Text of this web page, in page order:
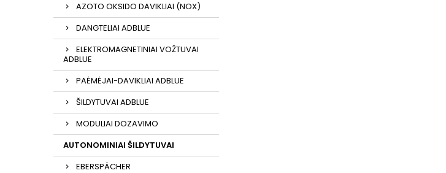
AZOTO OKSIDO DAVIKLIAI (NOX)
DANGTELIAI ADBLUE
ELEKTROMAGNETINIAI VOŽTUVAI
ADBLUE
PAĖMĖJAI-DAVIKLIAI ADBLUE
ŠILDYTUVAI ADBLUE
MODULIAI DOZAVIMO
AUTONOMINIAI ŠILDYTUVAI
EBERSPÄCHER